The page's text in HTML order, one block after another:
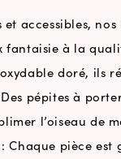
accessibles,
fantaisie à la
doré, ils
pépites à
l’oiseau de
Chaque pièce est